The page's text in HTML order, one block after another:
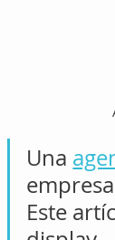
Una
Este